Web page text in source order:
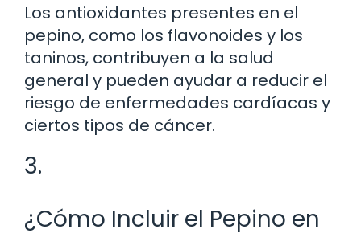
Los antioxidantes presentes en el
pepino, como los flavonoides y los
taninos, contribuyen a la salud
general y pueden ayudar a reducir el
riesgo de enfermedades cardíacas y
ciertos tipos de cáncer.
3.
¿Cómo Incluir el Pepino en